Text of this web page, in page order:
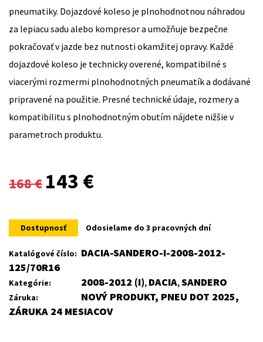
pneumatiky. Dojazdové koleso je plnohodnotnou náhradou
za lepiacu sadu alebo kompresor a umožňuje bezpečne
pokračovať v jazde bez nutnosti okamžitej opravy. Každé
dojazdové koleso je technicky overené, kompatibilné s
viacerými rozmermi plnohodnotných pneumatík a dodávané
pripravené na použitie. Presné technické údaje, rozmery a
kompatibilitu s plnohodnotným obutím nájdete nižšie v
parametroch produktu.
168€
Original
was:
168 €.
143 €
is:
143 €.
Dostupnosť Odosielame do 3 pracovných dní
Katalógové číslo: DACIA-SANDERO-I-2008-2012-
125/70R16
Kategórie: 2008-2012 (I), DACIA,SANDERO
Záruka:
NOVÝ PRODUKT, PNEU DOT 2025,
ZÁRUKA 24 MESIACOV